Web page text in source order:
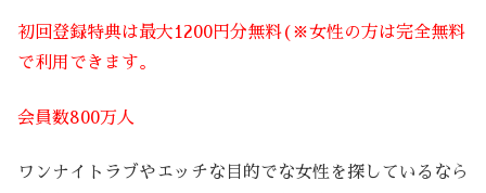
初回登録特典は最大1200円分無料(※女性の方は完全無料
で利用できます。
会員数800万人
ワンナイトラブやエッチな目的でな女性を探しているなら